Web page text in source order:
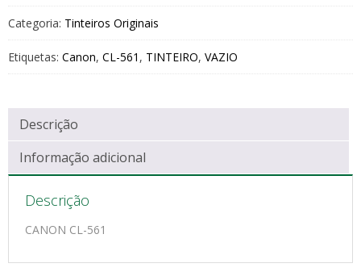
Categoria: Tinteiros Originais
Etiquetas: Canon, CL-561 , TINTEIRO, VAZIO
Descrição
Informação adicional
Descrição
CANON CL-561